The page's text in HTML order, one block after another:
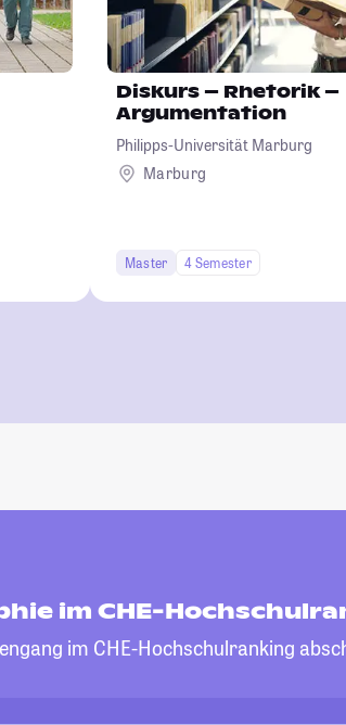
Diskurs – Rhetorik –
Argumentation
Philipps-Universität Marburg
Marburg
Master 4 Semester
im CHE-
im CHE-Hochschulranking